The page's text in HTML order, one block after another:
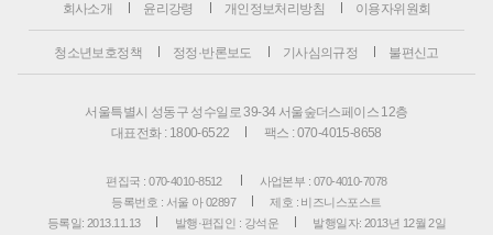
회사소개 윤리강령 개인정보처리방침 이용자위원회
청소년보호정책 정정·반론보도 기사심의규정 불편신고
서울특별시 성동구 성수일로 39-34 서울숲더스페이스 12층
대표전화 : 1800-6522
팩스 : 070-4015-8658
편집국 : 070-4010-8512
사업본부 : 070-4010-7078
등록번호 : 서울 아 02897
제호 : 비즈니스포스트
등록일: 2013.11.13
발행·편집인 : 강석운 발행일자: 2013년 12월 2일